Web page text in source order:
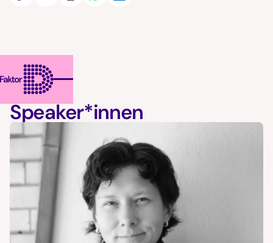
Speaker*innen